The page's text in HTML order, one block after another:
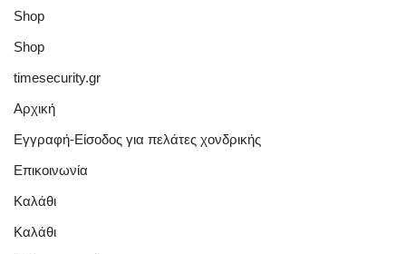
Shop
Shop
timesecurity.gr
Αρχική
Εγγραφή-Είσοδος για πελάτες χονδρικής
Επικοινωνία
Καλάθι
Καλάθι